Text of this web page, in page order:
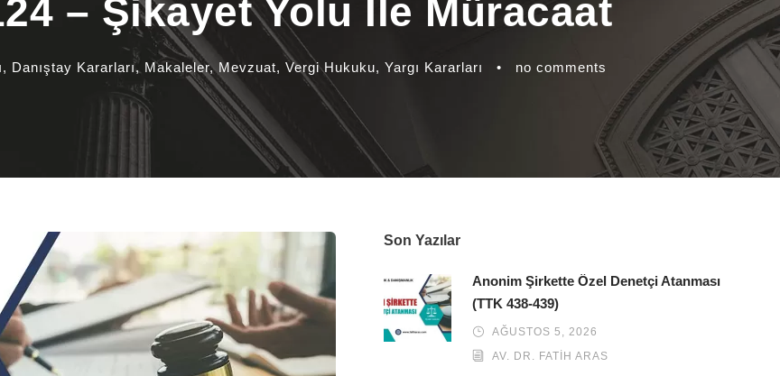
– Şikayet Yolu İle Müracaat
, Danıştay Kararları, Makaleler, Mevzuat, Vergi Hukuku, Yargı Kararları • no comments
Son Yazılar
Anonim Şirkette Özel Denetçi Atanması
(TTK 438-439)
AĞUSTOS 5, 2026
AV. DR. FATIH ARAS